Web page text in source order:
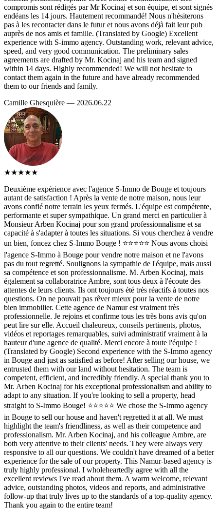
compromis sont rédigés par Mr Kocinaj et son équipe, et sont signés
endéans les 14 jours. Hautement recommandé! Nous n'hésiterons
pas à les recontacter dans le futur et nous avons déjà fait leur pub
auprès de nos amis et famille. (Translated by Google) Excellent
experience with S-immo agency. Outstanding work, relevant advice,
speed, and very good communication. The preliminary sales
agreements are drafted by Mr. Kocinaj and his team and signed
within 14 days. Highly recommended! We will not hesitate to
contact them again in the future and have already recommended
them to our friends and family.
Camille Ghesquière — 2026.06.22
★★★★★
Deuxième expérience avec l'agence S-Immo de Bouge et toujours
autant de satisfaction ! Après la vente de notre maison, nous leur
avons confié notre terrain les yeux fermés. L'équipe est compétente,
performante et super sympathique. Un grand merci en particulier à
Monsieur Arben Kocinaj pour son grand professionnalisme et sa
capacité à s'adapter à toutes les situations. Si vous cherchez à vendre
un bien, foncez chez S-Immo Bouge ! ⭐⭐⭐⭐⭐ Nous avons choisi
l'agence S-Immo à Bouge pour vendre notre maison et ne l'avons
pas du tout regretté. Soulignons la sympathie de l'équipe, mais aussi
sa compétence et son professionnalisme. M. Arben Kocinaj, mais
également sa collaboratrice Ambre, sont tous deux à l'écoute des
attentes de leurs clients. Ils ont toujours été très réactifs à toutes nos
questions. On ne pouvait pas rêver mieux pour la vente de notre
bien immobilier. Cette agence de Namur est vraiment très
professionnelle. Je rejoins et confirme tous les très bons avis qu'on
peut lire sur elle. Accueil chaleureux, conseils pertinents, photos,
vidéos et reportages remarquables, suivi administratif vraiment à la
hauteur d'une agence de qualité. Merci encore à toute l'équipe !
(Translated by Google) Second experience with the S-Immo agency
in Bouge and just as satisfied as before! After selling our house, we
entrusted them with our land without hesitation. The team is
competent, efficient, and incredibly friendly. A special thank you to
Mr. Arben Kocinaj for his exceptional professionalism and ability to
adapt to any situation. If you're looking to sell a property, head
straight to S-Immo Bouge! ⭐⭐⭐⭐⭐ We chose the S-Immo agency
in Bouge to sell our house and haven't regretted it at all. We must
highlight the team's friendliness, as well as their competence and
professionalism. Mr. Arben Kocinaj, and his colleague Ambre, are
both very attentive to their clients' needs. They were always very
responsive to all our questions. We couldn't have dreamed of a better
experience for the sale of our property. This Namur-based agency is
truly highly professional. I wholeheartedly agree with all the
excellent reviews I've read about them. A warm welcome, relevant
advice, outstanding photos, videos and reports, and administrative
follow-up that truly lives up to the standards of a top-quality agency.
Thank you again to the entire team!